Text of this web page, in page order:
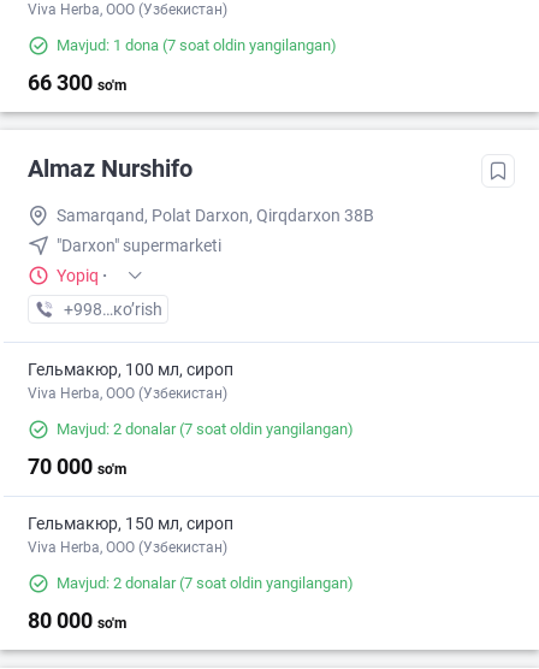
Viva Herba, ООО (Узбекистан)
Mavjud: 1 dona (7 soat oldin yangilangan)
66 300 so'm
Almaz Nurshifo
Samarqand, Polat Darxon, Qirqdarxon 38B
"Darxon" supermarketi
Yopiq ·
+998 (55) XXX-XX-XX
кo’rish
Гельмакюр, 100 мл, сироп
Viva Herba, ООО (Узбекистан)
Mavjud: 2 donalar(7 soat oldin yangilangan)
70 000 so'm
Гельмакюр, 150 мл, сироп
Viva Herba, ООО (Узбекистан)
Mavjud: 2 donalar(7 soat oldin yangilangan)
80 000 so'm